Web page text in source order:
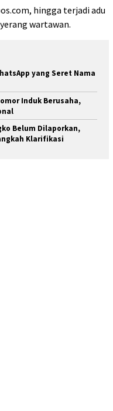
hingga terjadi adu
wartawan.
yang Seret Nama
Induk Berusaha,
Belum Dilaporkan,
Klarifikasi